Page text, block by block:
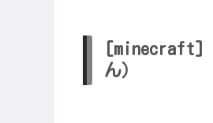
[minecraft]
ん）